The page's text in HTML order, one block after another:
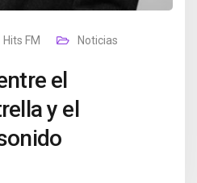
Hits FM Noticias
el
y el